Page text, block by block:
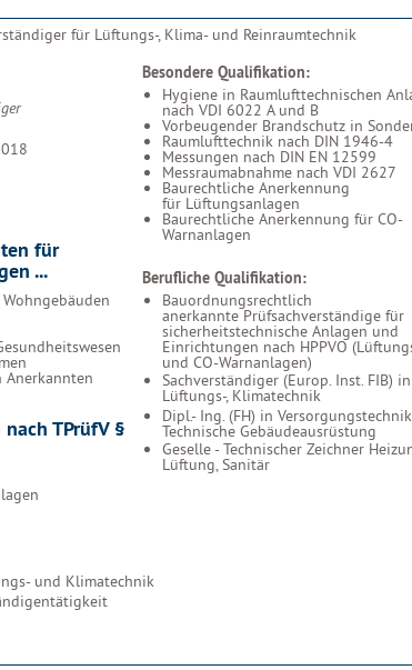
für Lüftungs-, Klima- und Reinraumtechnik
für
...
Anerkannten
TPrüfV §
Besondere Qualifikation:
Hygiene in Raumlufttechnischen
nach VDI 6022 A und B
Vorbeugender Brandschutz in
Raumlufttechnik nach DIN 1946-4
Messungen nach DIN EN 12599
Messraumabnahme nach VDI 2627
Baurechtliche Anerkennung
für Lüftungsanlagen
Baurechtliche Anerkennung für CO-
Warnanlagen
Berufliche Qualifikation:
Bauordnungsrechtlich
anerkannte Prüfsachverständige für
sicherheitstechnische Anlagen und
Einrichtungen nach HPPVO
und CO-Warnanlagen)
Sachverständiger (Europ. Inst. FIB) in
Lüftungs-, Klimatechnik
Dipl.- Ing. (FH) in
Technische Gebäudeausrüstung
Geselle - Technischer Zeichner
Lüftung, Sanitär
und Klimatechnik